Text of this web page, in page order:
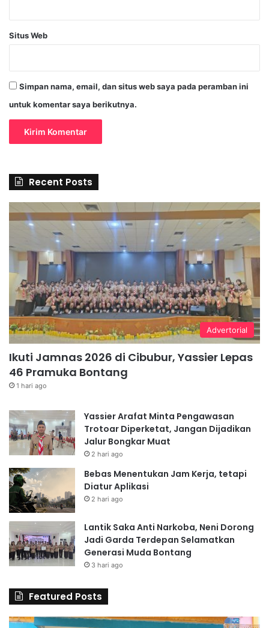
Situs Web
Simpan nama, email, dan situs web saya pada peramban ini
untuk komentar saya berikutnya.
Recent Posts
Advertorial
Ikuti Jamnas 2026 di Cibubur, Yassier Lepas
46 Pramuka Bontang
1 hari ago
Yassier Arafat Minta Pengawasan
Trotoar Diperketat, Jangan Dijadikan
Jalur Bongkar Muat
2 hari ago
Bebas Menentukan Jam Kerja, tetapi
Diatur Aplikasi
2 hari ago
Lantik Saka Anti Narkoba, Neni Dorong
Jadi Garda Terdepan Selamatkan
Generasi Muda Bontang
3 hari ago
Featured Posts
6